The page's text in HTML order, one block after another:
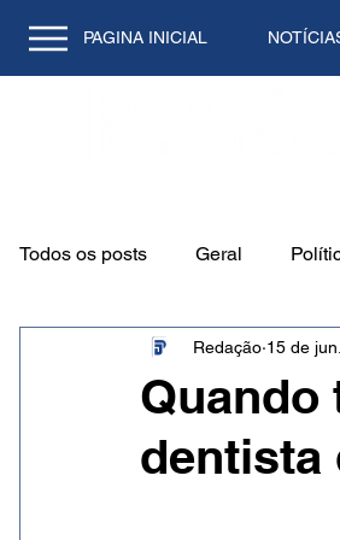
PAGINA INICIAL
Todos os posts Geral
Cidade
Natal/RN Tecnologia
Quando
dentista
Redação 15 de jun.